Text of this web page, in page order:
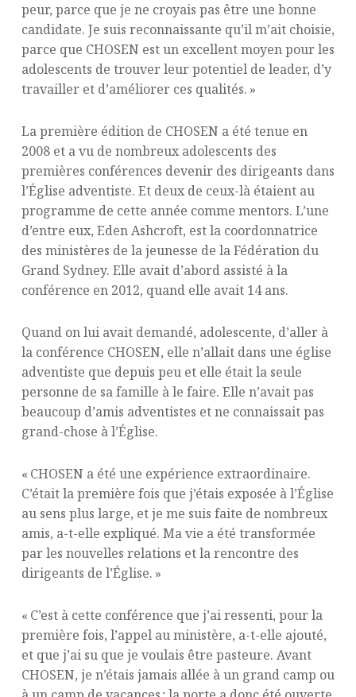
peur, parce que je ne croyais pas être une bonne
candidate. Je suis reconnaissante qu’il m’ait choisie,
parce que CHOSEN est un excellent moyen pour les
adolescents de trouver leur potentiel de leader, d’y
travailler et d’améliorer ces qualités. »
La première édition de CHOSEN a été tenue en
2008 et a vu de nombreux adolescents des
premières conférences devenir des dirigeants dans
l’Église adventiste. Et deux de ceux-là étaient au
programme de cette année comme mentors. L’une
d’entre eux, Eden Ashcroft, est la coordonnatrice
des ministères de la jeunesse de la Fédération du
Grand Sydney. Elle avait d’abord assisté à la
conférence en 2012, quand elle avait 14 ans.
Quand on lui avait demandé, adolescente, d’aller à
la conférence CHOSEN, elle n’allait dans une église
adventiste que depuis peu et elle était la seule
personne de sa famille à le faire. Elle n’avait pas
beaucoup d’amis adventistes et ne connaissait pas
grand-chose à l’Église.
« CHOSEN a été une expérience extraordinaire.
C’était la première fois que j’étais exposée à l’Église
au sens plus large, et je me suis faite de nombreux
amis, a-t-elle expliqué. Ma vie a été transformée
par les nouvelles relations et la rencontre des
dirigeants de l’Église. »
« C’est à cette conférence que j’ai ressenti, pour la
première fois, l’appel au ministère, a-t-elle ajouté,
et que j’ai su que je voulais être pasteure. Avant
CHOSEN, je n’étais jamais allée à un grand camp ou